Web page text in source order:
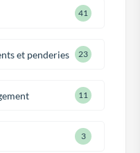
41
et penderies 23
11
3